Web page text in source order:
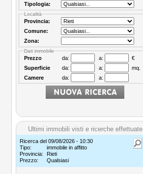
Tipologia:
Località
Provincia:
Comune:
Zona:
Dati immobile
Prezzo da: a:
€
Superficie
da: a:
mq.
Camere
da: a:
Ultimi immobili visti e ricerche effettuate
Ricerca del 09/08/2026 - 10:30
Tipo:
immobile in affitto
Provincia:
Rieti
Prezzo:
Qualsiasi